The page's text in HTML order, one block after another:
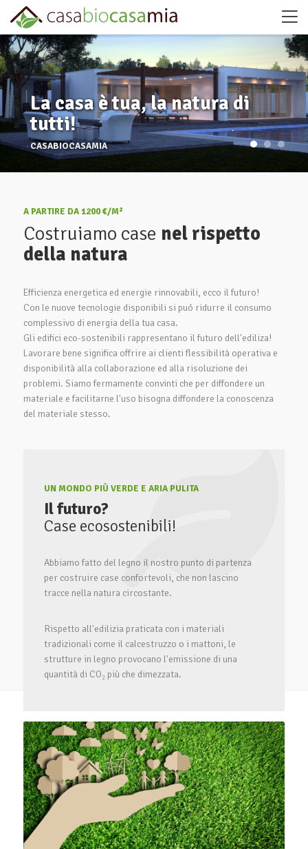
La casa è tua, la natura di
tutti!
CASABIOCASAMIA
A PARTIRE DA 1200 €/M²
Costruiamo case nel rispetto
della natura
Efficienza energetica ed energie rinnovabili, ecco il futuro!
Con le nuove tecnologie disponibili si puó ridurre il consumo
complessivo di energia della tua casa.
Gli edifici eco-sostenibili rappresentano il futuro dell'ediliza!
Lavorare bene significa offrire ai clienti flessibilità operativa e
disponibilità alla collaborazione ed alla risoluzione dei
problemi. Siamo fermamente convinti che per diffondere un
materiale e facilitarne l'uso bisogna diffondere la conoscenza
del materiale stesso.
UN MONDO PIÙ VERDE E ARIA PULITA
Il futuro?
Case ecosostenibili!
Abbiamo fatto del legno il nostro punto di partenza
per costruire case confortevoli, che non lascino
tracce nella natura circostante.
Rispetto all'edilizia praticata con i materiali
tradizionali come il calcestruzzo o i mattoni, le
strutture in legno provocano l'emissione di una
quantità di CO₂ più che dimezzata.